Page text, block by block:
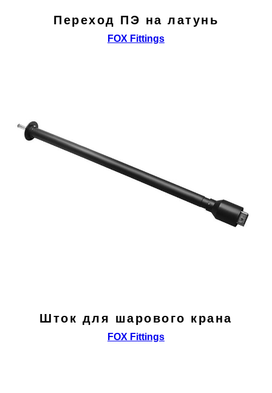
Переход ПЭ на латунь
FOX Fittings
Шток для шарового крана
FOX Fittings